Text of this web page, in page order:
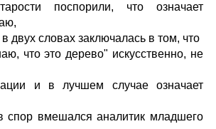
поспорили, что означает
двух словах заключалась в том, что
что это дерево" искусственно, не
и в лучшем случае означает
спор вмешался аналитик младшего